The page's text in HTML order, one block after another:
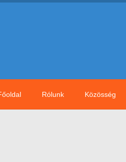
Rólunk Közösség